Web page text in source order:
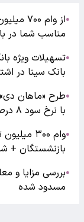
●
مناسب شما در
●تسهیلات ویژه
بانک سینا در
●
با نرخ سود ۸ درصد
●
وام ۳۰۰
بازنشستگان +
●بررسی مزایا و
مسدود شده